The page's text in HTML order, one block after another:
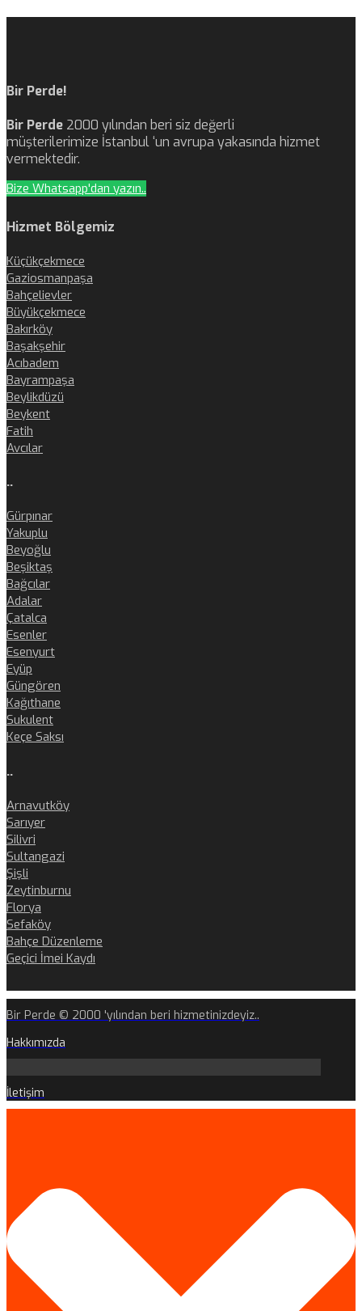
Bir Perde!
Bir Perde 2000 yılından beri siz değerli
müşterilerimize İstanbul ‘un avrupa yakasında hizmet
vermektedir.
Bize Whatsapp'dan yazın..
Hizmet Bölgemiz
Küçükçekmece
Gaziosmanpaşa
Bahçelievler
Büyükçekmece
Bakırköy
Başakşehir
Acıbadem
Bayrampaşa
Beylikdüzü
Beykent
Fatih
Avcılar
..
Gürpınar
Yakuplu
Beyoğlu
Beşiktaş
Bağcılar
Adalar
Çatalca
Esenler
Esenyurt
Eyüp
Güngören
Kağıthane
Sukulent
Keçe Saksı
..
Arnavutköy
Sarıyer
Silivri
Sultangazi
Şişli
Zeytinburnu
Florya
Sefaköy
Bahçe Düzenleme
Geçici İmei Kaydı
Bir Perde © 2000 'yılından beri hizmetinizdeyiz..
Hakkımızda
İletişim